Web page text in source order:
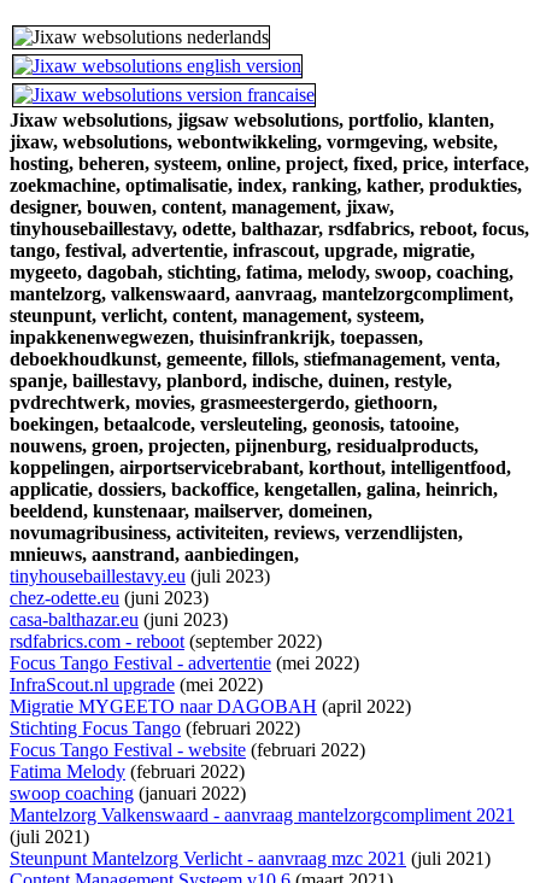
Jixaw websolutions, jigsaw websolutions, portfolio, klanten,
jixaw, websolutions, webontwikkeling, vormgeving, website,
hosting, beheren, systeem, online, project, fixed, price, interface,
zoekmachine, optimalisatie, index, ranking, kather, produkties,
designer, bouwen, content, management, jixaw,
tinyhousebaillestavy, odette, balthazar, rsdfabrics, reboot, focus,
tango, festival, advertentie, infrascout, upgrade, migratie,
mygeeto, dagobah, stichting, fatima, melody, swoop, coaching,
mantelzorg, valkenswaard, aanvraag, mantelzorgcompliment,
steunpunt, verlicht, content, management, systeem,
inpakkenenwegwezen, thuisinfrankrijk, toepassen,
deboekhoudkunst, gemeente, fillols, stiefmanagement, venta,
spanje, baillestavy, planbord, indische, duinen, restyle,
pvdrechtwerk, movies, grasmeestergerdo, giethoorn,
boekingen, betaalcode, versleuteling, geonosis, tatooine,
nouwens, groen, projecten, pijnenburg, residualproducts,
koppelingen, airportservicebrabant, korthout, intelligentfood,
applicatie, dossiers, backoffice, kengetallen, galina, heinrich,
beeldend, kunstenaar, mailserver, domeinen,
novumagribusiness, activiteiten, reviews, verzendlijsten,
mnieuws, aanstrand, aanbiedingen,
tinyhousebaillestavy.eu (juli 2023)
chez-odette.eu (juni 2023)
casa-balthazar.eu (juni 2023)
rsdfabrics.com - reboot(september 2022)
Focus Tango Festival - advertentie (mei 2022)
InfraScout.nl upgrade (mei 2022)
Migratie MYGEETO naar DAGOBAH (april 2022)
Stichting Focus Tango (februari 2022)
Focus Tango Festival - website (februari 2022)
Fatima Melody (februari 2022)
swoop coaching (januari 2022)
Mantelzorg Valkenswaard - aanvraag mantelzorgcompliment 2021
(juli 2021)
Steunpunt Mantelzorg Verlicht - aanvraag mzc 2021 (juli 2021)